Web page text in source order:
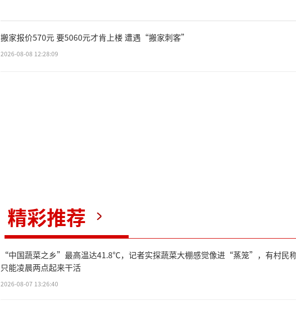
搬家报价570元 要5060元才肯上楼 遭遇“搬家刺客”
2026-08-08 12:28:09
精彩推荐
“中国蔬菜之乡”最高温达41.8℃，记者实探蔬菜大棚感觉像进“蒸笼”，有村民
只能凌晨两点起来干活
2026-08-07 13:26:40